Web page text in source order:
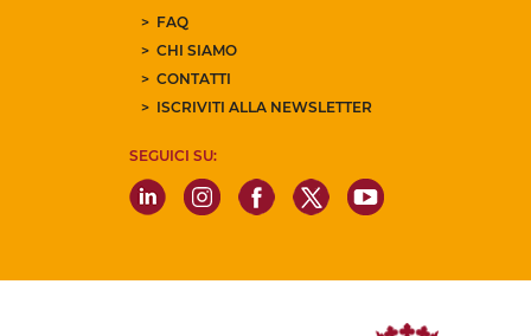
FAQ
CHI SIAMO
CONTATTI
ISCRIVITI ALLA NEWSLETTER
SEGUICI SU: